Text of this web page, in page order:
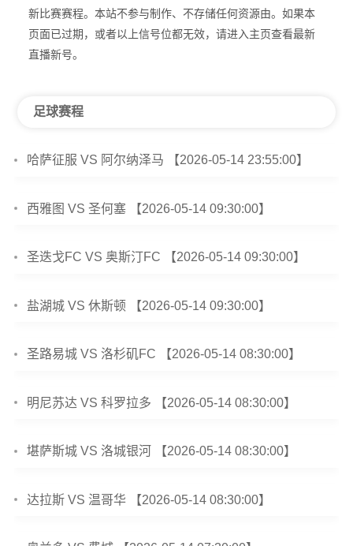
新比赛赛程。本站不参与制作、不存储任何资源由。如果本
页面已过期，或者以上信号位都无效，请进入主页查看最新
直播新号。
足球赛程
哈萨征服 VS 阿尔纳泽马 【2026-05-14 23:55:00】
西雅图 VS 圣何塞 【2026-05-14 09:30:00】
圣迭戈FC VS 奥斯汀FC 【2026-05-14 09:30:00】
盐湖城 VS 休斯顿 【2026-05-14 09:30:00】
圣路易城 VS 洛杉矶FC 【2026-05-14 08:30:00】
明尼苏达 VS 科罗拉多 【2026-05-14 08:30:00】
堪萨斯城 VS 洛城银河 【2026-05-14 08:30:00】
达拉斯 VS 温哥华 【2026-05-14 08:30:00】